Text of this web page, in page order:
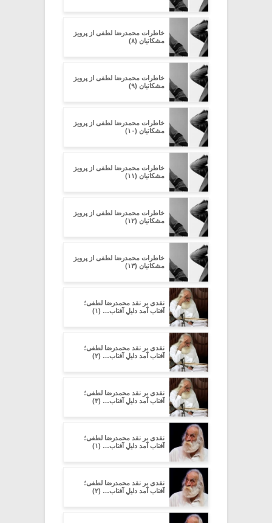
خاطرات محمدرضا لطفی از پرویز
مشکاتیان (۸)
خاطرات محمدرضا لطفی از پرویز
مشکاتیان (۹)
خاطرات محمدرضا لطفی از پرویز
مشکاتیان (۱۰)
خاطرات محمدرضا لطفی از پرویز
مشکاتیان (۱۱)
خاطرات محمدرضا لطفی از پرویز
مشکاتیان (۱۲)
خاطرات محمدرضا لطفی از پرویز
مشکاتیان (۱۳)
نقدی بر نقد محمدرضا لطفی؛
آفتاب آمد دلیلِ آفتاب… (۱)
نقدی بر نقد محمدرضا لطفی؛
آفتاب آمد دلیلِ آفتاب… (۲)
نقدی بر نقد محمدرضا لطفی؛
آفتاب آمد دلیلِ آفتاب… (۳)
نقدی بر نقد محمدرضا لطفی؛
آفتاب آمد دلیلِ آفتاب… (۱)
نقدی بر نقد محمدرضا لطفی؛
آفتاب آمد دلیلِ آفتاب… (۲)